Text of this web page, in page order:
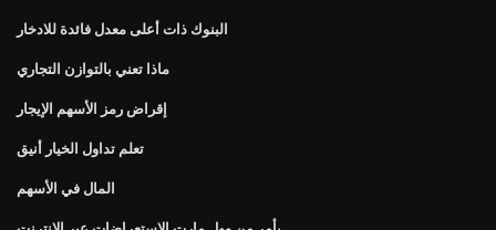
البنوك ذات أعلى معدل فائدة للادخار
ماذا تعني بالتوازن التجاري
إقراض رمز الأسهم الإيجار
تعلم تداول الخيار أنيق
المال في الأسهم